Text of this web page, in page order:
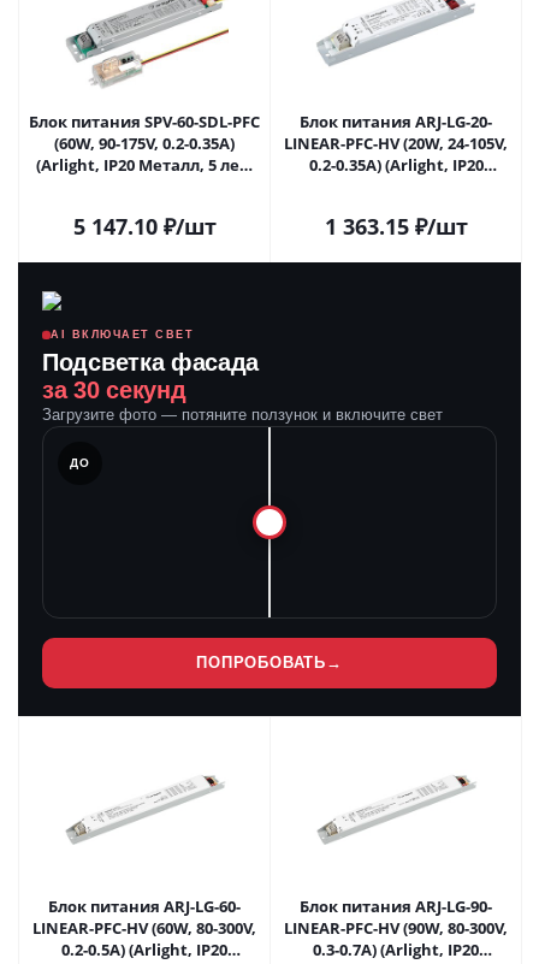
Блок питания SPV-60-SDL-PFC
(60W, 90-175V, 0.2-0.35A)
(Arlight, IP20 Металл, 5 лет)
5 147.10₽/шт
Блок питания ARJ-LG-20-
LINEAR-PFC-HV (20W, 24-105V,
0.2-0.35A) (Arlight, IP20
1 363.15₽/шт
AI ВКЛЮЧАЕТ СВЕТ
Подсветка фасада
за 30 секунд
Загрузите фото — потяните ползунок и включите свет
ДО
ПОПРОБОВАТЬ →
Блок питания ARJ-LG-60-
LINEAR-PFC-HV (60W, 80-300V,
0.2-0.5A) (Arlight, IP20
Блок питания ARJ-LG-90-
LINEAR-PFC-HV (90W, 80-300V,
0.3-0.7A) (Arlight, IP20